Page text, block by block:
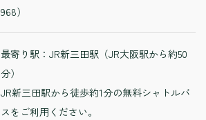
968）
最寄り駅：JR新三田駅（JR大阪駅から約50
分）
JR新三田駅から徒歩約1分の無料シャトルバ
スをご利用ください。